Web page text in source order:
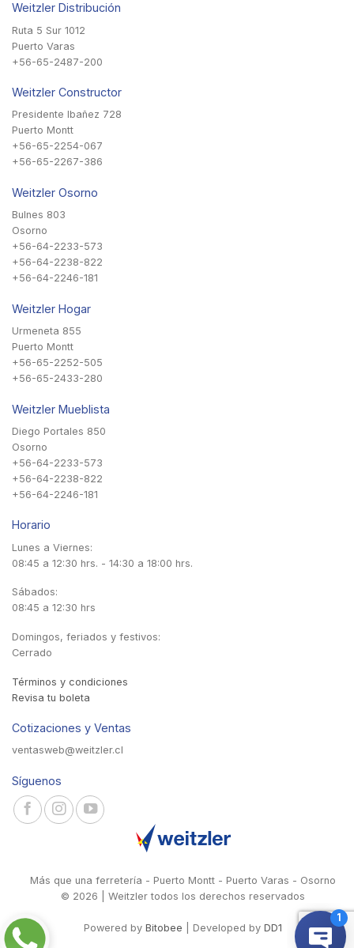
Weitzler Distribución
Ruta 5 Sur 1012
Puerto Varas
+56-65-2487-200
Weitzler Constructor
Presidente Ibañez 728
Puerto Montt
+56-65-2254-067
+56-65-2267-386
Weitzler Osorno
Bulnes 803
Osorno
+56-64-2233-573
+56-64-2238-822
+56-64-2246-181
Weitzler Hogar
Urmeneta 855
Puerto Montt
+56-65-2252-505
+56-65-2433-280
Weitzler Mueblista
Diego Portales 850
Osorno
+56-64-2233-573
+56-64-2238-822
+56-64-2246-181
Horario
Lunes a Viernes:
08:45 a 12:30 hrs. - 14:30 a 18:00 hrs.
Sábados:
08:45 a 12:30 hrs
Domingos, feriados y festivos:
Cerrado
Términos y condiciones
Revisa tu boleta
Cotizaciones y Ventas
ventasweb@weitzler.cl
Síguenos
Más que una ferretería - Puerto Montt - Puerto Varas - Osorno
© 2026 | Weitzler todos los derechos reservados
Powered by Bitobee | Developed by DD1